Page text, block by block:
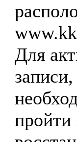
Для
пройти